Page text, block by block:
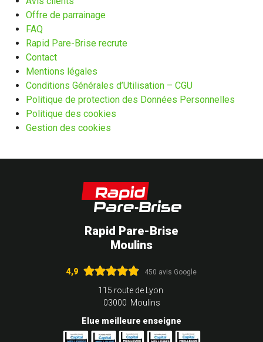
Offre de parrainage
FAQ
Rapid Pare-Brise recrute
Contact
Mentions légales
Conditions Générales d’Utilisation – CGU
Politique de protection des Données Personnelles
Politique des cookies
Gestion des cookies
Rapid Pare-Brise
Moulins
4,9 450 avis Google
115 route de Lyon
03000 Moulins
Elue meilleure enseigne